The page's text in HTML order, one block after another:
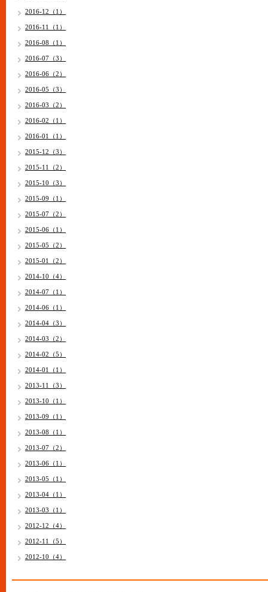
2016-12（1）
2016-11（1）
2016-08（1）
2016-07（3）
2016-06（2）
2016-05（3）
2016-03（2）
2016-02（1）
2016-01（1）
2015-12（3）
2015-11（2）
2015-10（3）
2015-09（1）
2015-07（2）
2015-06（1）
2015-05（2）
2015-01（2）
2014-10（4）
2014-07（1）
2014-06（1）
2014-04（3）
2014-03（2）
2014-02（5）
2014-01（1）
2013-11（3）
2013-10（1）
2013-09（1）
2013-08（1）
2013-07（2）
2013-06（1）
2013-05（1）
2013-04（1）
2013-03（1）
2012-12（4）
2012-11（5）
2012-10（4）